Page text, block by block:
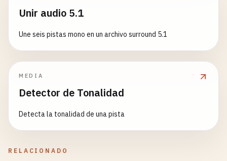
Unir audio 5.1
Une seis pistas mono en un archivo surround 5.1
MEDIA
Detector de Tonalidad
Detecta la tonalidad de una pista
RELACIONADO